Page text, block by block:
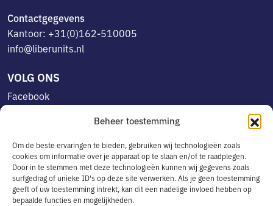
Beheer toestemming
Om de beste ervaringen te bieden, gebruiken wij technologieën zoals
cookies om informatie over je apparaat op te slaan en/of te raadplegen.
Door in te stemmen met deze technologieën kunnen wij gegevens zoals
surfgedrag of unieke ID's op deze site verwerken. Als je geen toestemming
geeft of uw toestemming intrekt, kan dit een nadelige invloed hebben op
bepaalde functies en mogelijkheden.
Contactgegevens
Kantoor: +31(0)162-510005
info@liberunits.nl
VOLG ONS
Facebook
OVERIG
Algemene voorwaarden